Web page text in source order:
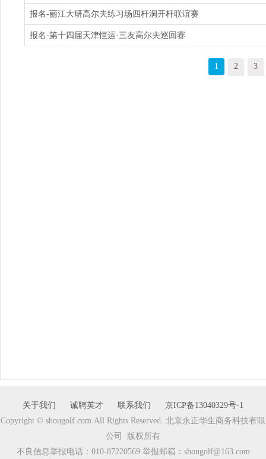
报名-丽江大研高尔夫练习场四杆洞开杆联谊赛
报名-第十四届天津恒运·三友高尔夫巡回赛
1 2 3
关于我们 诚聘英才 联系我们
京ICP备13040329号-1
Copyright © shougolf.com All Rights Reserved. 北京永正华生商务科技有限
公司 版权所有
不良信息举报电话：010-87220569 举报邮箱：shougolf@163.com